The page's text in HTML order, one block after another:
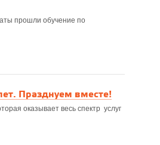
прошли обучение по
Празднуем вместе!
оказывает весь спектр услуг